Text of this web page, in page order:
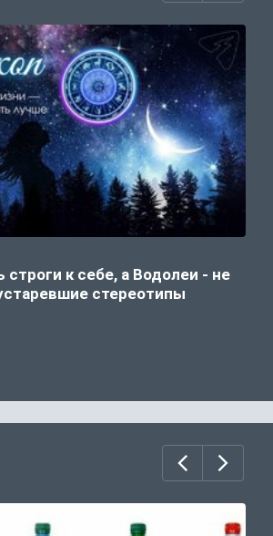
к себе, а Водолеи - не
стереотипы